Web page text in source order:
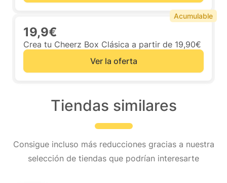
19,9€
Crea tu Cheerz Box Clásica a partir de 19,90€
Ver la oferta
Acumulable
Tiendas similares
Consigue incluso más reducciones gracias a nuestra
selección de tiendas que podrían interesarte